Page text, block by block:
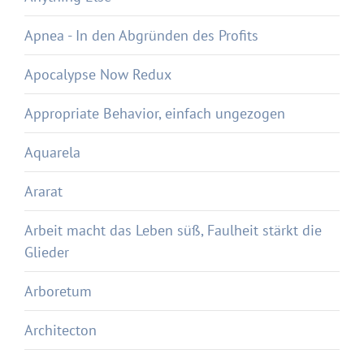
Apnea - In den Abgründen des Profits
Apocalypse Now Redux
Appropriate Behavior, einfach ungezogen
Aquarela
Ararat
Arbeit macht das Leben süß, Faulheit stärkt die
Glieder
Arboretum
Architecton